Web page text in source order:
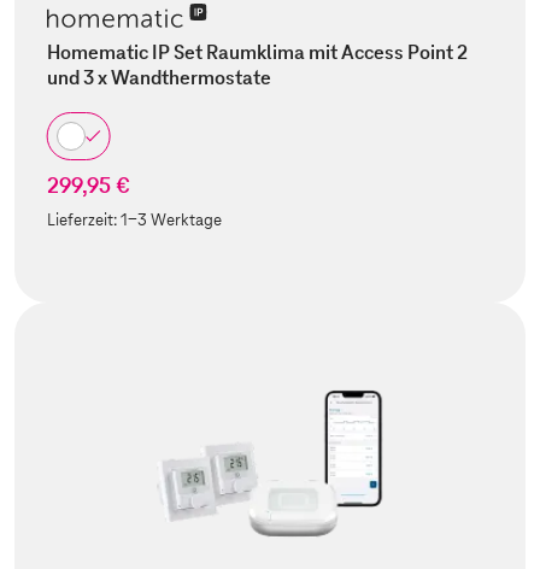
Homematic IP Set Raumklima mit Access Point 2
und 3 x Wandthermostate
299,95 €
Lieferzeit:1-3 Werktage